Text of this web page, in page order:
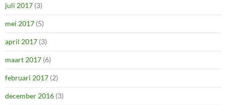
juli 2017 (3)
mei 2017 (5)
april 2017 (3)
maart 2017 (6)
februari 2017 (2)
december 2016 (3)